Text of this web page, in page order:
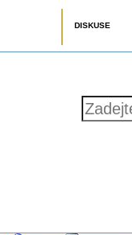
DISKUSE